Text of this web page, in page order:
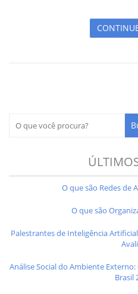
O que são Redes de
O que são
Palestrantes de Inteligência
Análise Social do Ambiente
Brasil